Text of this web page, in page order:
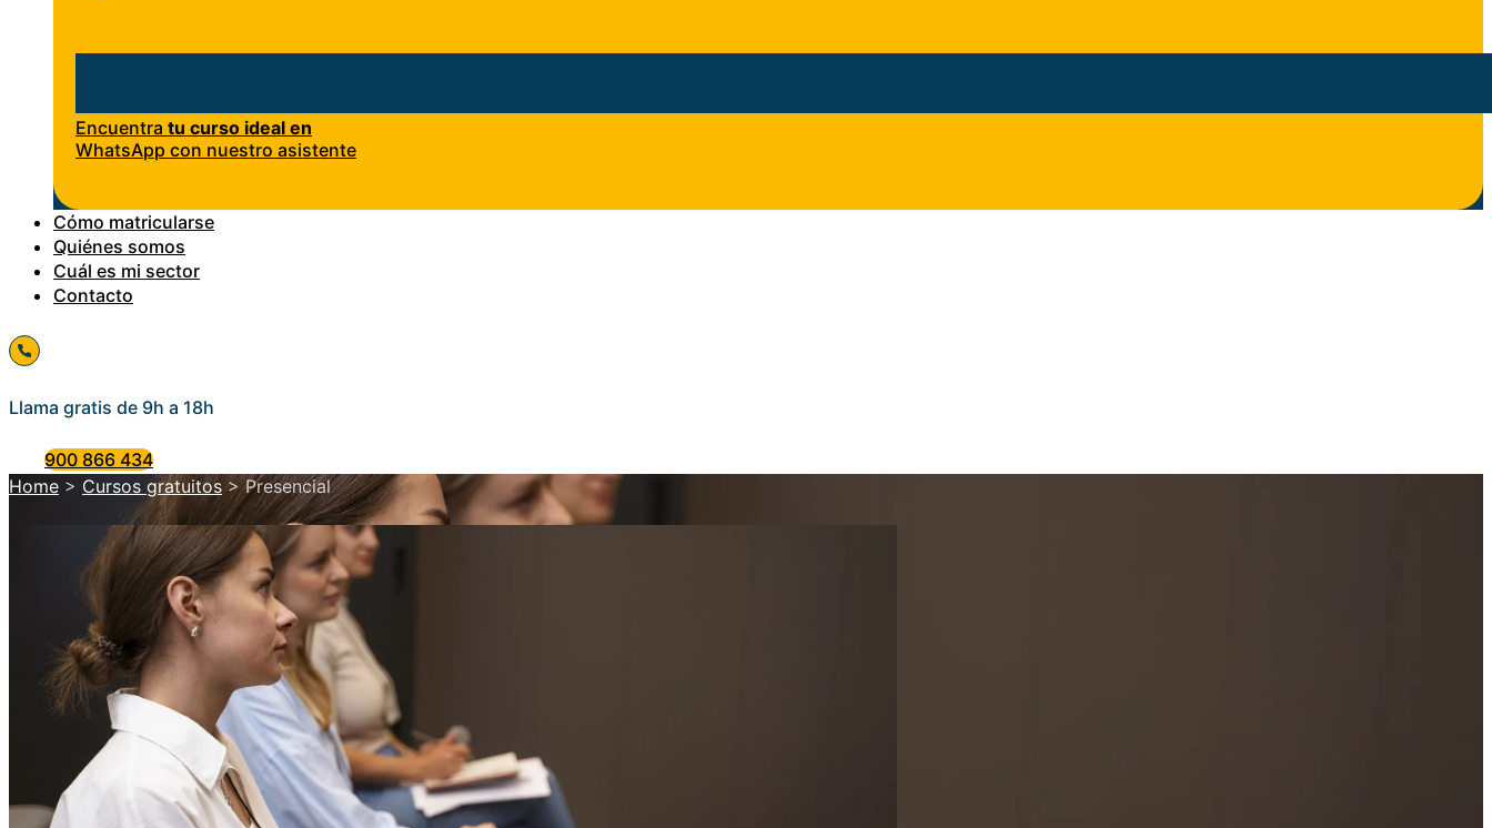
Encuentra tu curso ideal en
WhatsApp con nuestro asistente
Cómo matricularse
Quiénes somos
Cuál es mi sector
Contacto
Llama gratis de 9h a 18h
900 866 434
Home > Cursos gratuitos >Presencial